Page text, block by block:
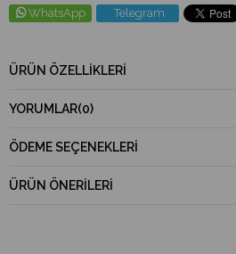
WhatsApp Telegram
ÜRÜN ÖZELLIKLERI
YORUMLAR(0)
ÖDEME SEÇENEKLERI
ÜRÜN ÖNERILERI